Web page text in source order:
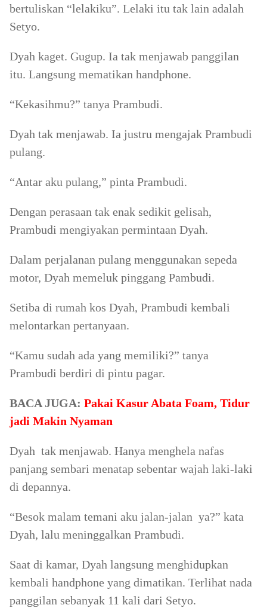
bertuliskan “lelakiku”. Lelaki itu tak lain adalah
Setyo.
Dyah kaget. Gugup. Ia tak menjawab panggilan
itu. Langsung mematikan handphone.
“Kekasihmu?” tanya Prambudi.
Dyah tak menjawab. Ia justru mengajak Prambudi
pulang.
“Antar aku pulang,” pinta Prambudi.
Dengan perasaan tak enak sedikit gelisah,
Prambudi mengiyakan permintaan Dyah.
Dalam perjalanan pulang menggunakan sepeda
motor, Dyah memeluk pinggang Pambudi.
Setiba di rumah kos Dyah, Prambudi kembali
melontarkan pertanyaan.
“Kamu sudah ada yang memiliki?” tanya
Prambudi berdiri di pintu pagar.
BACA JUGA: Pakai Kasur Abata Foam, Tidur
jadi Makin Nyaman
Dyah tak menjawab. Hanya menghela nafas
panjang sembari menatap sebentar wajah laki-laki
di depannya.
“Besok malam temani aku jalan-jalan ya?” kata
Dyah, lalu meninggalkan Prambudi.
Saat di kamar, Dyah langsung menghidupkan
kembali handphone yang dimatikan. Terlihat nada
panggilan sebanyak 11 kali dari Setyo.